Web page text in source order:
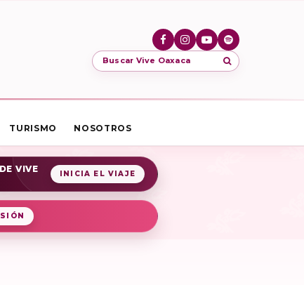
Buscar Vive Oaxaca
TURISMO NOSOTROS
VIVE
INICIA EL VIAJE